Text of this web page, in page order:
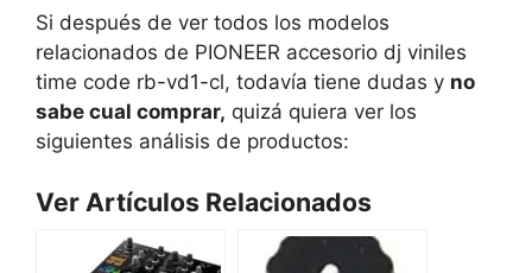
Si después de ver todos los modelos
relacionados de PIONEER accesorio dj viniles
time code rb-vd1-cl, todavía tiene dudas y no
sabe cual comprar, quizá quiera ver los
siguientes análisis de productos:
Ver Artículos Relacionados